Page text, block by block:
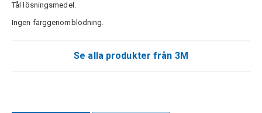
Tål lösningsmedel.
Ingen färggenomblödning.
Se alla produkter från 3M